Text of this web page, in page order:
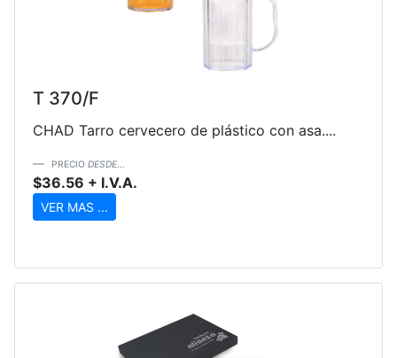
T 370/F
CHAD Tarro cervecero de plástico con asa....
PRECIO DESDE...
$36.56 + I.V.A.
VER MAS ...